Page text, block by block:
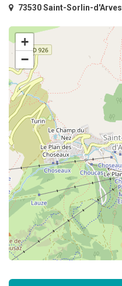
73530 Saint-Sorlin-d'Arves
+
−